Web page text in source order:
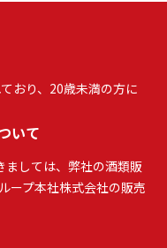
おり、20歳未満の方に
いて
ましては、弊社の酒類販
ープ本社株式会社の販売